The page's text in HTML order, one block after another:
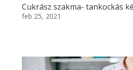
Cukrász szakma- tankockás
feb 25, 2021